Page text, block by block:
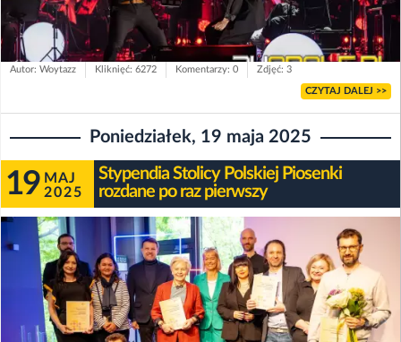
Autor: Woytazz Kliknięć: 6272 Komentarzy: 0 Zdjęć: 3
CZYTAJ DALEJ >>
Poniedziałek, 19 maja 2025
19 MAJ
2025
Stypendia Stolicy Polskiej Piosenki
rozdane po raz pierwszy